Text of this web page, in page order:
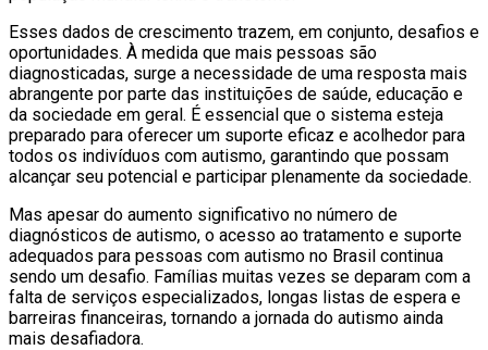
Esses dados de crescimento trazem, em conjunto, desafios e
oportunidades. À medida que mais pessoas são
diagnosticadas, surge a necessidade de uma resposta mais
abrangente por parte das instituições de saúde, educação e
da sociedade em geral. É essencial que o sistema esteja
preparado para oferecer um suporte eficaz e acolhedor para
todos os indivíduos com autismo, garantindo que possam
alcançar seu potencial e participar plenamente da sociedade.
Mas apesar do aumento significativo no número de
diagnósticos de autismo, o acesso ao tratamento e suporte
adequados para pessoas com autismo no Brasil continua
sendo um desafio. Famílias muitas vezes se deparam com a
falta de serviços especializados, longas listas de espera e
barreiras financeiras, tornando a jornada do autismo ainda
mais desafiadora.